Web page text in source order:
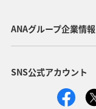
ANAグループ企業情報
SNS公式アカウント